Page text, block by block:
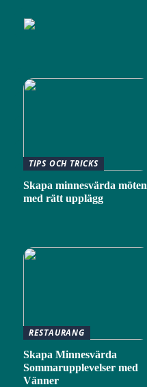
TIPS OCH TRICKS
Skapa minnesvärda möten
med rätt upplägg
RESTAURANG
Skapa Minnesvärda
Sommarupplevelser med
Vänner